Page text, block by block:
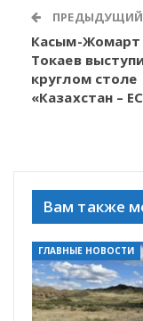
ПРЕДЫДУЩИЙ
Касым-Жомарт
Токаев
круглом столе
«Казахстан –
Вам также
ГЛАВНЫЕ НОВОСТИ